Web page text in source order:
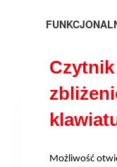
Możliwość